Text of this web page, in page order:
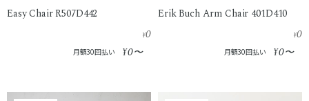
Easy Chair R507D442
¥0
月額30回払い ¥0〜
Erik Buch Arm Chair 401D410
¥0
月額30回払い ¥0〜